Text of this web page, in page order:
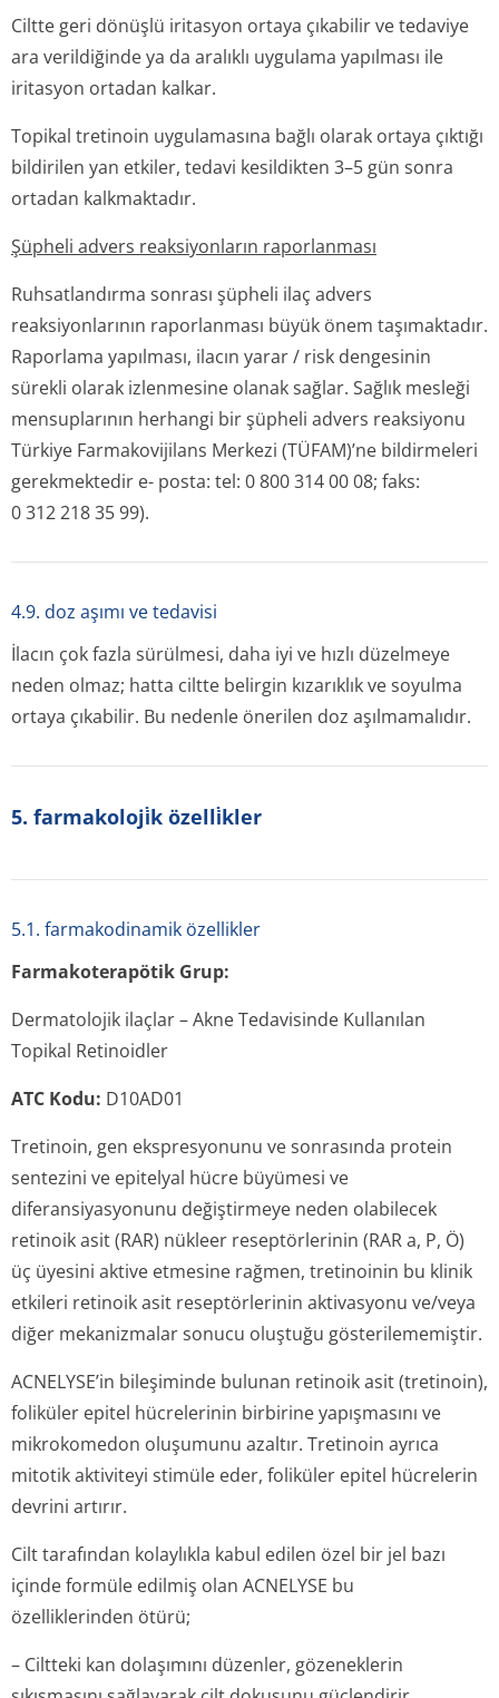
Ciltte geri dönüşlü iritasyon ortaya çıkabilir ve tedaviye
ara verildiğinde ya da aralıklı uygulama yapılması ile
iritasyon ortadan kalkar.
Topikal tretinoin uygulamasına bağlı olarak ortaya çıktığı
bildirilen yan etkiler, tedavi kesildikten 3–5 gün sonra
ortadan kalkmaktadır.
Şüpheli advers reaksiyonların raporlanması
Ruhsatlandırma sonrası şüpheli ilaç advers
reaksiyonlarının raporlanması büyük önem taşımaktadır.
Raporlama yapılması, ilacın yarar / risk dengesinin
sürekli olarak izlenmesine olanak sağlar. Sağlık mesleği
mensuplarının herhangi bir şüpheli advers reaksiyonu
Türkiye Farmakovijilans Merkezi (TÜFAM)’ne bildirmeleri
gerekmektedir e- posta: tel: 0 800 314 00 08; faks:
0 312 218 35 99).
4.9. doz aşımı ve tedavisi
İlacın çok fazla sürülmesi, daha iyi ve hızlı düzelmeye
neden olmaz; hatta ciltte belirgin kızarıklık ve soyulma
ortaya çıkabilir. Bu nedenle önerilen doz aşılmamalıdır.
5. farmakoloji̇k özelli̇kler
5.1. farmakodinamik özellikler
Farmakoterapötik Grup:
Dermatolojik ilaçlar – Akne Tedavisinde Kullanılan
Topikal Retinoidler
ATC Kodu: D10AD01
Tretinoin, gen ekspresyonunu ve sonrasında protein
sentezini ve epitelyal hücre büyümesi ve
diferansiyasyonunu değiştirmeye neden olabilecek
retinoik asit (RAR) nükleer reseptörlerinin (RAR a, P, Ö)
üç üyesini aktive etmesine rağmen, tretinoinin bu klinik
etkileri retinoik asit reseptörlerinin aktivasyonu ve/veya
diğer mekanizmalar sonucu oluştuğu gösterilememiştir.
ACNELYSE’in bileşiminde bulunan retinoik asit (tretinoin),
foliküler epitel hücrelerinin birbirine yapışmasını ve
mikrokomedon oluşumunu azaltır. Tretinoin ayrıca
mitotik aktiviteyi stimüle eder, foliküler epitel hücrelerin
devrini artırır.
Cilt tarafından kolaylıkla kabul edilen özel bir jel bazı
içinde formüle edilmiş olan ACNELYSE bu
özelliklerinden ötürü;
– Ciltteki kan dolaşımını düzenler, gözeneklerin